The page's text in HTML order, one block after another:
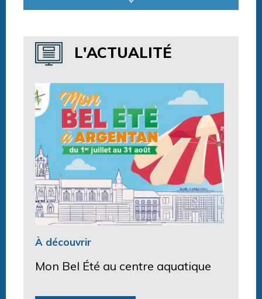
Horaires espace détente
Horaires centre aquatique
L'ACTUALITÉ
À découvrir
Mon Bel Été au centre aquatique